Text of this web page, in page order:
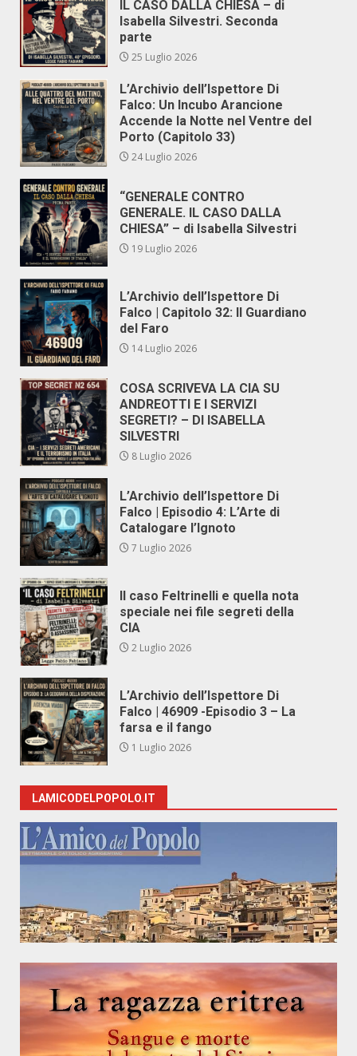
IL CASO DALLA CHIESA – di
Isabella Silvestri. Seconda
parte
25 Luglio 2026
L’Archivio dell’Ispettore Di
Falco: Un Incubo Arancione
Accende la Notte nel Ventre del
Porto (Capitolo 33)
24 Luglio 2026
“GENERALE CONTRO
GENERALE. IL CASO DALLA
CHIESA” – di Isabella Silvestri
19 Luglio 2026
L’Archivio dell’Ispettore Di
Falco | Capitolo 32: Il Guardiano
del Faro
14 Luglio 2026
COSA SCRIVEVA LA CIA SU
ANDREOTTI E I SERVIZI
SEGRETI? – DI ISABELLA
SILVESTRI
8 Luglio 2026
L’Archivio dell’Ispettore Di
Falco | Episodio 4: L’Arte di
Catalogare l’Ignoto
7 Luglio 2026
Il caso Feltrinelli e quella nota
speciale nei file segreti della
CIA
2 Luglio 2026
L’Archivio dell’Ispettore Di
Falco | 46909 -Episodio 3 – La
farsa e il fango
1 Luglio 2026
LAMICODELPOPOLO.IT